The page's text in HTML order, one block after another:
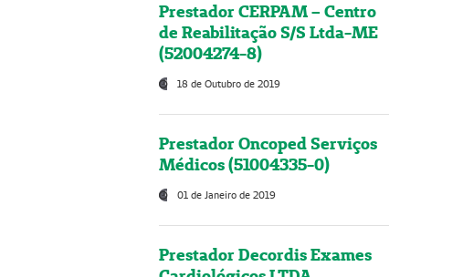
Prestador CERPAM – Centro
de Reabilitação S/S Ltda-ME
(52004274-8)
18 de Outubro de 2019
Prestador Oncoped Serviços
Médicos (51004335-0)
01 de Janeiro de 2019
Prestador Decordis Exames